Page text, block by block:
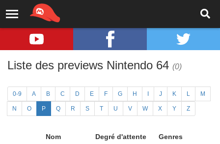
Liste des previews Nintendo 64 (0)
0-9 A B C D E F G H J K L M
N O P Q R S T U V W X Y Z
Nom Degré d'attente Genres